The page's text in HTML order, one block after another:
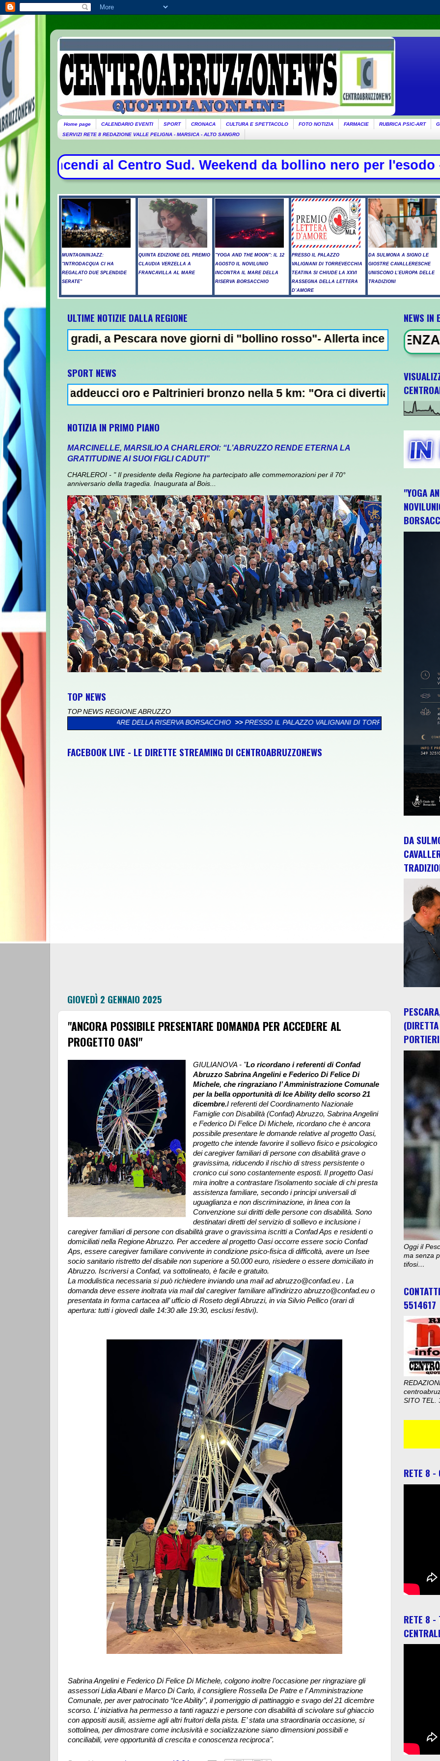
Home page CALENDARIO EVENTI SPORT CRONACA CULTURA E SPETTACOLO FOTO NOTIZIA FARMACIE RUBRICA PSIC-ART
SERVIZI RETE 8 REDAZIONE VALLE PELIGNA - MARSICA - ALTO SANGRO
Sud. Weekend da bollino nero per l'esodo - Il
MUNTAGNINJAZZ:
"INTRODACQUA CI HA
REGALATO DUE SPLENDIDE
SERATE"
QUINTA EDIZIONE DEL PREMIO
CLAUDIA VERZELLA A
FRANCAVILLA AL MARE
"YOGA AND THE MOON": IL 12
AGOSTO IL NOVILUNIO
INCONTRA IL MARE DELLA
RISERVA BORSACCHIO
PRESSO IL PALAZZO
VALIGNANI DI TORREVECCHIA
TEATINA SI CHIUDE LA XXVI
RASSEGNA DELLA LETTERA
D’AMORE
DA SULMONA A SIGNO LE
GIOSTRE CAVALLERESCHE
UNISCONO L’EUROPA DELLE
TRADIZIONI
ULTIME NOTIZIE DALLA REGIONE
a Pescara nove giorni di "bollino rosso"- Allerta incendi in Abruzzo,
SPORT NEWS
oro e Paltrinieri bronzo nella 5 km: "Ora ci divertiamo in staffetta"-
NOTIZIA IN PRIMO PIANO
MARCINELLE, MARSILIO A CHARLEROI: “L’ABRUZZO RENDE ETERNA LA
GRATITUDINE AI SUOI FIGLI CADUTI”
CHARLEROI - " Il presidente della Regione ha partecipato alle commemorazioni per il 70°
anniversario della tragedia. Inaugurata al Bois...
TOP NEWS
TOP NEWS REGIONE ABRUZZO
IL MARE DELLA RISERVA BORSACCHIO >> PRESSO IL PALAZZO VALIGNANI DI TORREVECCHIA TEATINA SI CHIUDE LA XXVI
FACEBOOK LIVE - LE DIRETTE STREAMING DI CENTROABRUZZONEWS
GIOVEDÌ 2 GENNAIO 2025
"ANCORA POSSIBILE PRESENTARE DOMANDA PER ACCEDERE AL
PROGETTO OASI"
GIULIANOVA - "Lo ricordano i referenti di Confad
Abruzzo Sabrina Angelini e Federico Di Felice Di
Michele, che ringraziano l’ Amministrazione Comunale
per la bella opportunità di Ice Ability dello scorso 21
dicembre.I referenti del Coordinamento Nazionale
Famiglie con Disabilità (Confad) Abruzzo, Sabrina Angelini
e Federico Di Felice Di Michele, ricordano che è ancora
possibile presentare le domande relative al progetto Oasi,
progetto che intende favorire il sollievo fisico e psicologico
dei caregiver familiari di persone con disabilità grave o
gravissima, riducendo il rischio di stress persistente o
cronico cui sono costantemente esposti. Il progetto Oasi
mira inoltre a contrastare l’isolamento sociale di chi presta
assistenza familiare, secondo i principi universali di
uguaglianza e non discriminazione, in linea con la
Convenzione sui diritti delle persone con disabilità. Sono
destinatari diretti del servizio di sollievo e inclusione i
caregiver familiari di persone con disabilità grave o gravissima iscritti a Confad Aps e residenti o
domiciliati nella Regione Abruzzo. Per accedere al progetto Oasi occorre essere socio Confad
Aps, essere caregiver familiare convivente in condizione psico-fisica di difficoltà, avere un Isee
socio sanitario ristretto del disabile non superiore a 50.000 euro, risiedere o essere domiciliato in
Abruzzo. Iscriversi a Confad, va sottolineato, è facile e gratuito.
La modulistica necessaria si può richiedere inviando una mail ad abruzzo@confad.eu . La
domanda deve essere inoltrata via mail dal caregiver familiare all’indirizzo abruzzo@confad.eu o
presentata in forma cartacea all’ ufficio di Roseto degli Abruzzi, in via Silvio Pellico (orari di
apertura: tutti i giovedì dalle 14:30 alle 19:30, esclusi festivi).
Sabrina Angelini e Federico Di Felice Di Michele, colgono inoltre l’occasione per ringraziare gli
assessori Lidia Albani e Marco Di Carlo, il consigliere Rossella De Patre e l’ Amministrazione
Comunale, per aver patrocinato “Ice Ability”, il pomeriggio di pattinaggio e svago del 21 dicembre
scorso. L’ iniziativa ha permesso a tanti ragazzi e persone con disabilità di scivolare sul ghiaccio
con appositi ausili, assieme agli altri fruitori della pista. E’ stata una straordinaria occasione, si
sottolinea, per dimostrare come inclusività e socializzazione siano dimensioni possibili e
conciliabili, vere opportunità di crescita e conoscenza reciproca".
NEWS IN
NEWS IN EVIDENZA - Raid
"YOGA
DA
PORTIERI
Oggi il
ma senza
tifosi…
5514617
SITO TEL.
RETE 8 -
RETE 8 -